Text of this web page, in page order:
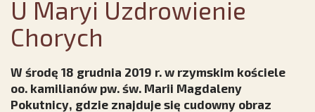
U Maryi Uzdrowienie
Chorych
W środę 18 grudnia 2019 r. w rzymskim kościele
oo. kamilianów pw. św. Marii Magdaleny
Pokutnicy, gdzie znajduje się cudowny obraz